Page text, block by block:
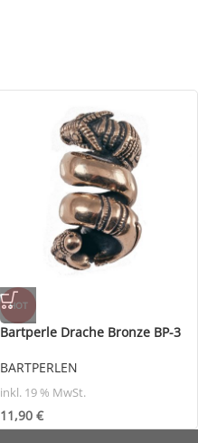
HOT
Bartperle Drache Bronze BP-3
BARTPERLEN
inkl. 19 % MwSt.
11,90 €